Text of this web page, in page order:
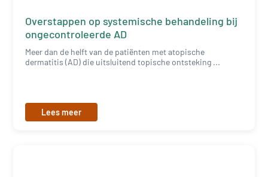
Overstappen op systemische behandeling bij
ongecontroleerde AD
Meer dan de helft van de patiënten met atopische
dermatitis (AD) die uitsluitend topische ontsteking ...
Lees meer